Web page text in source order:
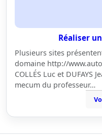
Réaliser
Plusieurs sites
domaine http://
COLLÉS Luc et DUFAYS
mecum du professeur…